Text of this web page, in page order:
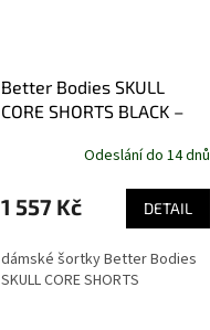
Better Bodies SKULL
CORE SHORTS BLACK –
Odeslání do 14 dnů
1 557 Kč DETAIL
dámské šortky Better Bodies
SKULL CORE SHORTS